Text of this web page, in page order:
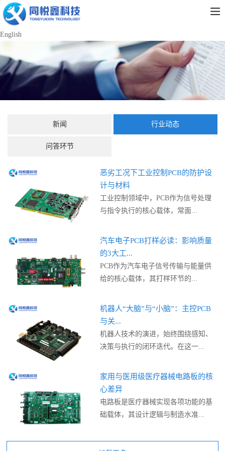
English
新闻 行业动态
问答环节
恶劣工况下工业控制PCB的防护设
计与材料
工业控制领域中，PCB作为信号处理
与指令执行的核心载体，常面...
汽车电子PCB打样必读：影响质量
的3大工...
PCB作为汽车电子信号传输与能量供
给的核心载体，其打样环节的...
机器人“大脑”与“小脑”：主控PCB
与关...
机器人技术的演进，始终围绕感知、
决策与执行的闭环迭代。在这一...
家用与医用级医疗器械电路板的核
心差异
电路板是医疗器械实现各项功能的基
础载体，其设计逻辑与制造水准...